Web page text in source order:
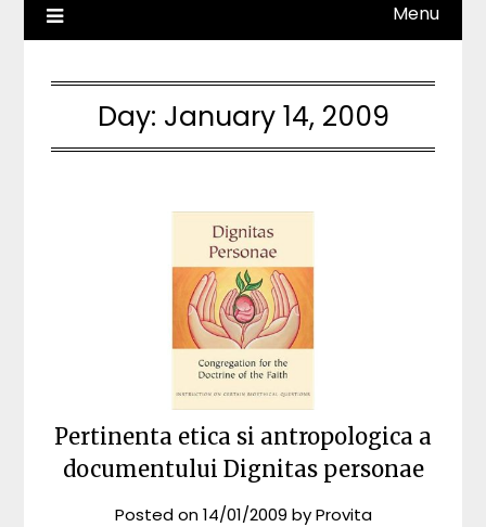
Menu
Day: January 14, 2009
Pertinenta etica si antropologica a
documentului Dignitas personae
Posted on14/01/2009 byProvita